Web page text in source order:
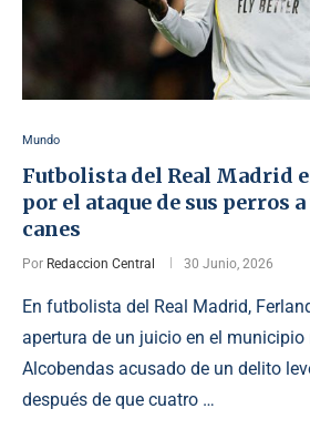
Mundo
Futbolista del Real Madrid
por el ataque de sus perros
canes
Por Redaccion Central 30 Junio, 2026
En futbolista del Real Madrid,
apertura de un juicio en el
Alcobendas acusado de un delito
después de que cuatro …